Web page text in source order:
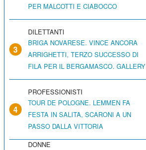
PER MALCOTTI E CIABOCCO
3
DILETTANTI
BRIGA NOVARESE. VINCE ANCORA
ARRIGHETTI, TERZO SUCCESSO DI
FILA PER IL BERGAMASCO. GALLERY
4
PROFESSIONISTI
TOUR DE POLOGNE. LEMMEN FA
FESTA IN SALITA, SCARONI A UN
PASSO DALLA VITTORIA
DONNE